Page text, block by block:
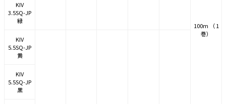
100m （ 1
巻）
KIV
3.5SQ-JP
緑
KIV
5.5SQ-JP
黄
KIV
5.5SQ-JP
黒